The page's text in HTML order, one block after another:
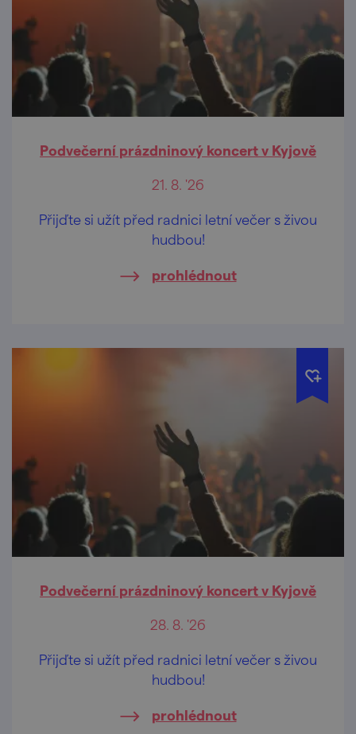
Podvečerní prázdninový koncert v Kyjově
21. 8. '26
Přijďte si užít před radnici letní večer s živou
hudbou!
prohlédnout
Podvečerní prázdninový koncert v Kyjově
28. 8. '26
Přijďte si užít před radnici letní večer s živou
hudbou!
prohlédnout